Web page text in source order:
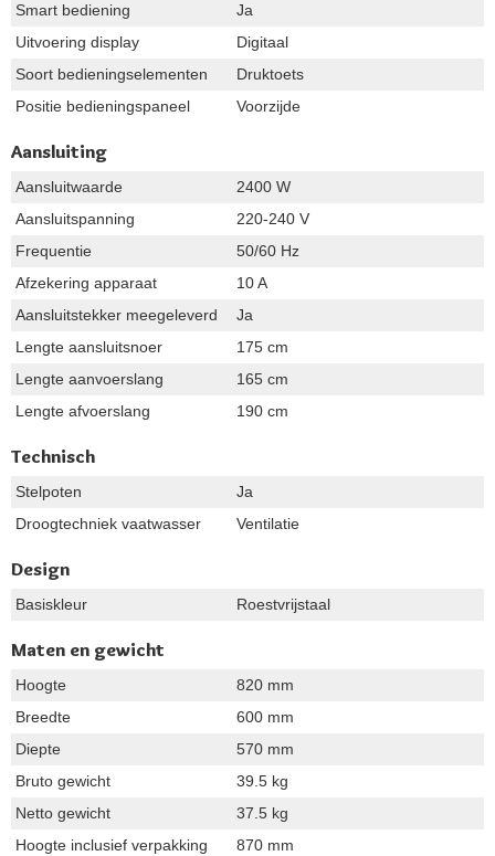
Smart bediening
Ja
Uitvoering display
Digitaal
Soort bedieningselementen
Druktoets
Positie bedieningspaneel
Voorzijde
Aansluiting
Aansluitwaarde
2400 W
Aansluitspanning
220-240 V
Frequentie
50/60 Hz
Afzekering apparaat
10 A
Aansluitstekker meegeleverd
Ja
Lengte aansluitsnoer
175 cm
Lengte aanvoerslang
165 cm
Lengte afvoerslang
190 cm
Technisch
Stelpoten
Ja
Droogtechniek vaatwasser
Ventilatie
Design
Basiskleur Roestvrijstaal
Maten en gewicht
Hoogte
820 mm
Breedte
600 mm
Diepte
570 mm
Bruto gewicht
39.5 kg
Netto gewicht
37.5 kg
Hoogte inclusief verpakking
870 mm